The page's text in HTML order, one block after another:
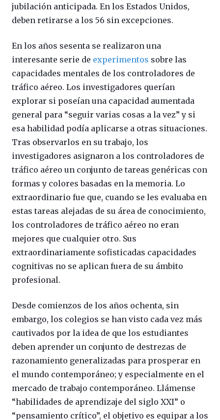
jubilación anticipada. En los Estados Unidos,
deben retirarse a los 56 sin excepciones.
En los años sesenta se realizaron una
interesante serie de experimentos sobre las
capacidades mentales de los controladores de
tráfico aéreo. Los investigadores querían
explorar si poseían una capacidad aumentada
general para “seguir varias cosas a la vez” y si
esa habilidad podía aplicarse a otras situaciones.
Tras observarlos en su trabajo, los
investigadores asignaron a los controladores de
tráfico aéreo un conjunto de tareas genéricas con
formas y colores basadas en la memoria. Lo
extraordinario fue que, cuando se les evaluaba en
estas tareas alejadas de su área de conocimiento,
los controladores de tráfico aéreo no eran
mejores que cualquier otro. Sus
extraordinariamente sofisticadas capacidades
cognitivas no se aplican fuera de su ámbito
profesional.
Desde comienzos de los años ochenta, sin
embargo, los colegios se han visto cada vez más
cautivados por la idea de que los estudiantes
deben aprender un conjunto de destrezas de
razonamiento generalizadas para prosperar en
el mundo contemporáneo; y especialmente en el
mercado de trabajo contemporáneo. Llámense
“habilidades de aprendizaje del siglo XXI” o
“pensamiento crítico”, el objetivo es equipar a los